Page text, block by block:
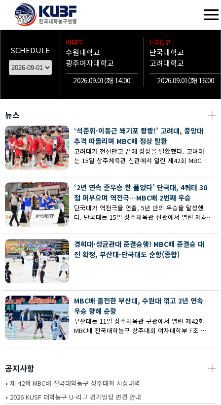
SCHEDULE
여대부
수원대학교
광주여자대학교
2026.09.01(화) 14:00
남대1부
단국대학교
고려대학교
2026.09.01(화) 16:00
뉴스 ┼
‘석준휘·이동근 쐐기포 쾅쾅!’ 고려대, 중앙대
추격 따돌리며 MBC배 정상 탈환
고려대가 천신만고 끝에 정상을 탈환했다. 고려대
는 15일 상주체육관 신관에서 열린 제42회 MBC배
추격을 따돌리며 73-62로 승리했다.
‘2년 연속 준우승 한 풀었다’ 단국대, 4쿼터 30
점 퍼부으며 역전극…MBC배 2번째 우승
단국대가 역전극을 연출, 5년 만의 우승을 달성했
다. 단국대는 15일 상주체육관 신관에서 열린 제42
서 부산대에 73-67로 역전승했다.
경희대·성균관대 준결승행! MBC배 준결승 대
진 확정, 부산대·단국대도 순항(종합)
MBC배 출전한 부산대, 수원대 꺾고 2년 연속
우승 향해 순항
부산대는 11일 상주체육관 구관에서 열린 제42회
MBC배 전국대학농구 상주대회 여자대학부 F조 예
공지사항 ┼
• 제 42회 MBC배 전국대학농구 상주대회 시상내역
• 2026 KUSF 대학농구 U-리그 경기일정 변경 안내